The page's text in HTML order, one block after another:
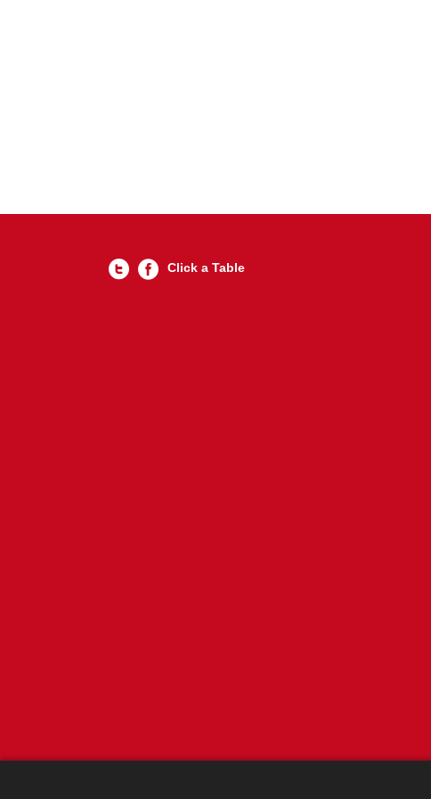
Click a Table